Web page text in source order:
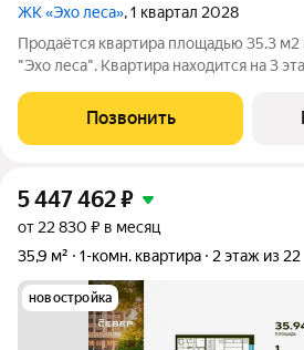
ЖК «Эхо леса», 1 квартал 2028
Продаётся квартира площадью 35.3
"Эхо леса". Квартира находится на 3
особенностей планировки изолированные комнаты с окнами
на одну сторону, 1
Позвонить
5 447 462₽
от 22 830 ₽ в месяц
35,9 м²
1-комн. квартира 2 этаж из 22
новостройка